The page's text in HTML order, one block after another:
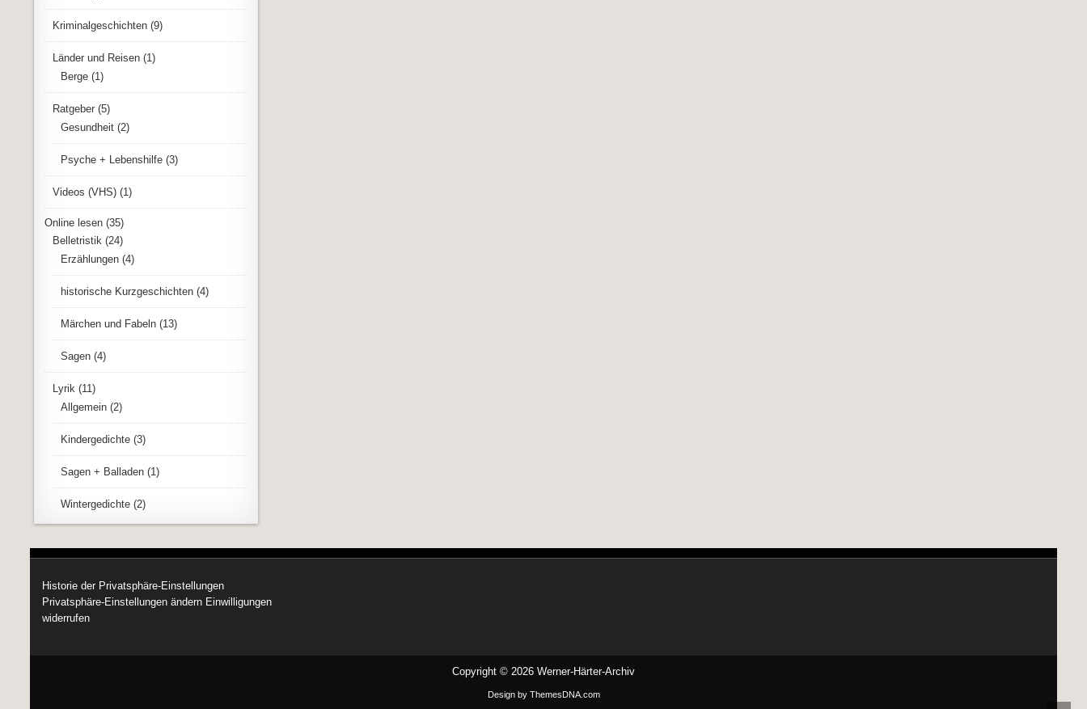
Kriminalgeschichten (9)
Länder und Reisen (1)
Berge (1)
Ratgeber (5)
Gesundheit (2)
Psyche + Lebenshilfe (3)
Videos (VHS) (1)
Online lesen (35)
Belletristik (24)
Erzählungen (4)
historische Kurzgeschichten (4)
Märchen und Fabeln (13)
Sagen (4)
Lyrik (11)
Allgemein (2)
Kindergedichte (3)
Sagen + Balladen (1)
Wintergedichte (2)
Historie der Privatsphäre-Einstellungen
Privatsphäre-Einstellungen ändern Einwilligungen
widerrufen
Copyright © 2026 Werner-Härter-Archiv
Design by ThemesDNA.com